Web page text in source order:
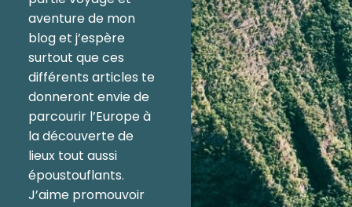
aventure de mon
blog et j’espère
surtout que ces
différents articles te
donneront envie de
parcourir l’Europe à
la découverte de
lieux tout aussi
époustouflants.
J’aime promouvoir